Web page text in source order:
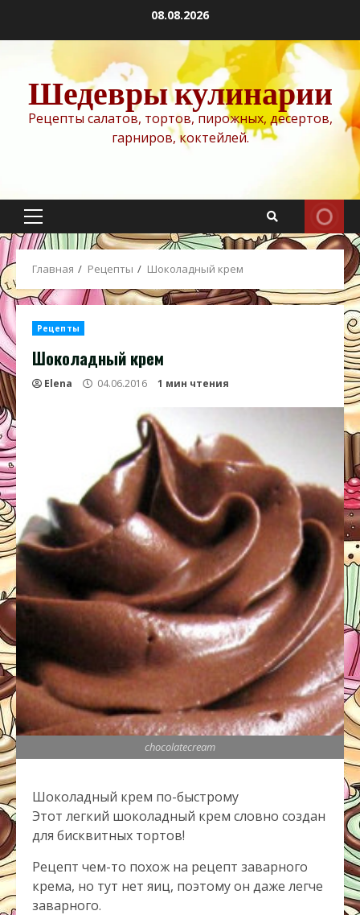
содержимому
08.08.2026
Шедевры кулинарии
Рецепты салатов, тортов, пирожных, десертов,
гарниров, коктейлей.
Основное
меню
Главная Рецепты Шоколадный крем
Рецепты
Шоколадный крем
Elena 04.06.2016 1 мин чтения
chocolatecream
Шоколадный крем по-быстрому
Этот легкий шоколадный крем словно создан
для бисквитных тортов!
Рецепт чем-то похож на рецепт заварного
крема, но тут нет яиц, поэтому он даже легче
заварного.